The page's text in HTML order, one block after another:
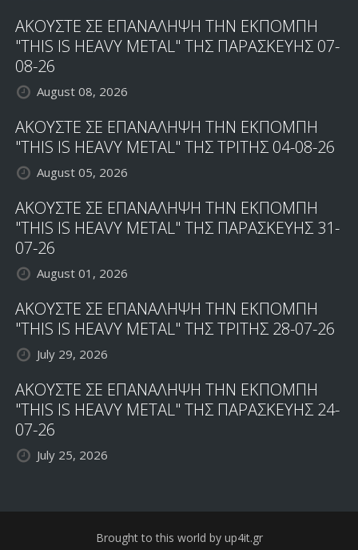
ΑΚΟΥΣΤΕ ΣΕ ΕΠΑΝΑΛΗΨΗ ΤΗΝ ΕΚΠΟΜΠΗ
"THIS IS HEAVY METAL" ΤΗΣ ΠΑΡΑΣΚΕΥΗΣ 07-
08-26
August 08, 2026
ΑΚΟΥΣΤΕ ΣΕ ΕΠΑΝΑΛΗΨΗ ΤΗΝ ΕΚΠΟΜΠΗ
"THIS IS HEAVY METAL" ΤΗΣ ΤΡΙΤΗΣ 04-08-26
August 05, 2026
ΑΚΟΥΣΤΕ ΣΕ ΕΠΑΝΑΛΗΨΗ ΤΗΝ ΕΚΠΟΜΠΗ
"THIS IS HEAVY METAL" ΤΗΣ ΠΑΡΑΣΚΕΥΗΣ 31-
07-26
August 01, 2026
ΑΚΟΥΣΤΕ ΣΕ ΕΠΑΝΑΛΗΨΗ ΤΗΝ ΕΚΠΟΜΠΗ
"THIS IS HEAVY METAL" ΤΗΣ ΤΡΙΤΗΣ 28-07-26
July 29, 2026
ΑΚΟΥΣΤΕ ΣΕ ΕΠΑΝΑΛΗΨΗ ΤΗΝ ΕΚΠΟΜΠΗ
"THIS IS HEAVY METAL" ΤΗΣ ΠΑΡΑΣΚΕΥΗΣ 24-
07-26
July 25, 2026
Brought to this world by up4it.gr